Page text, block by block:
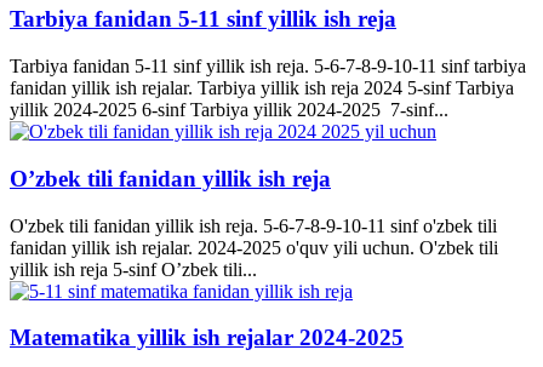
Tarbiya fanidan 5-11 sinf yillik ish reja
Tarbiya fanidan 5-11 sinf yillik ish reja. 5-6-7-8-9-10-11 sinf tarbiya
fanidan yillik ish rejalar. Tarbiya yillik ish reja 2024 5-sinf Tarbiya
yillik 2024-2025 6-sinf Tarbiya yillik 2024-2025 7-sinf...
O’zbek tili fanidan yillik ish reja
O'zbek tili fanidan yillik ish reja. 5-6-7-8-9-10-11 sinf o'zbek tili
fanidan yillik ish rejalar. 2024-2025 o'quv yili uchun. O'zbek tili
yillik ish reja 5-sinf O’zbek tili...
Matematika yillik ish rejalar 2024-2025